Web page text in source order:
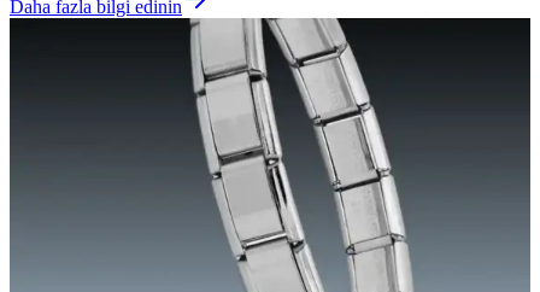
Daha fazla bilgi edinin